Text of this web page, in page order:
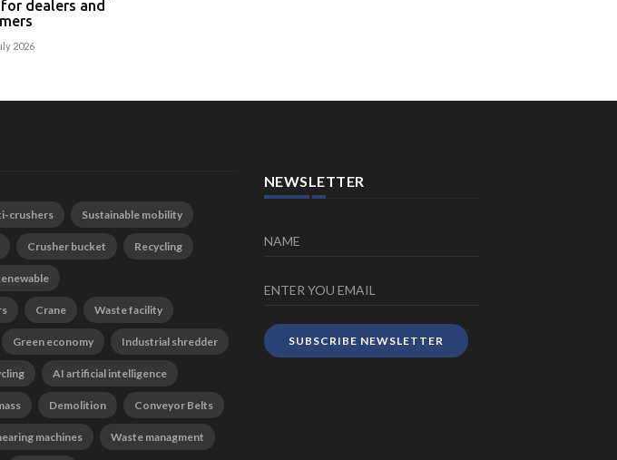
dealers and
2026
crushers Sustainable mobility
Crusher bucket Recycling
Crane Waste facility
Green economy Industrial shredder
AI artificial intelligence
Demolition Conveyor Belts
machines Waste managment
NEWSLETTER
SUBSCRIBE NEWSLETTER